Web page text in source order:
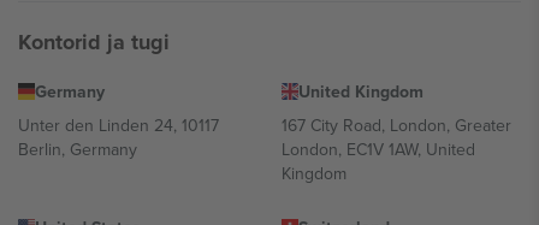
Kontorid ja tugi
Germany
Unter den Linden 24, 10117
Berlin, Germany
United Kingdom
167 City Road, London, Greater
London, EC1V 1AW, United
Kingdom